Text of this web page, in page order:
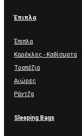
Έπιπλα
Έπιπλα
Καρέκλες - Καθίσματα
Τραπέζια
Αιώρες
Ράντζα
Sleeping Bags